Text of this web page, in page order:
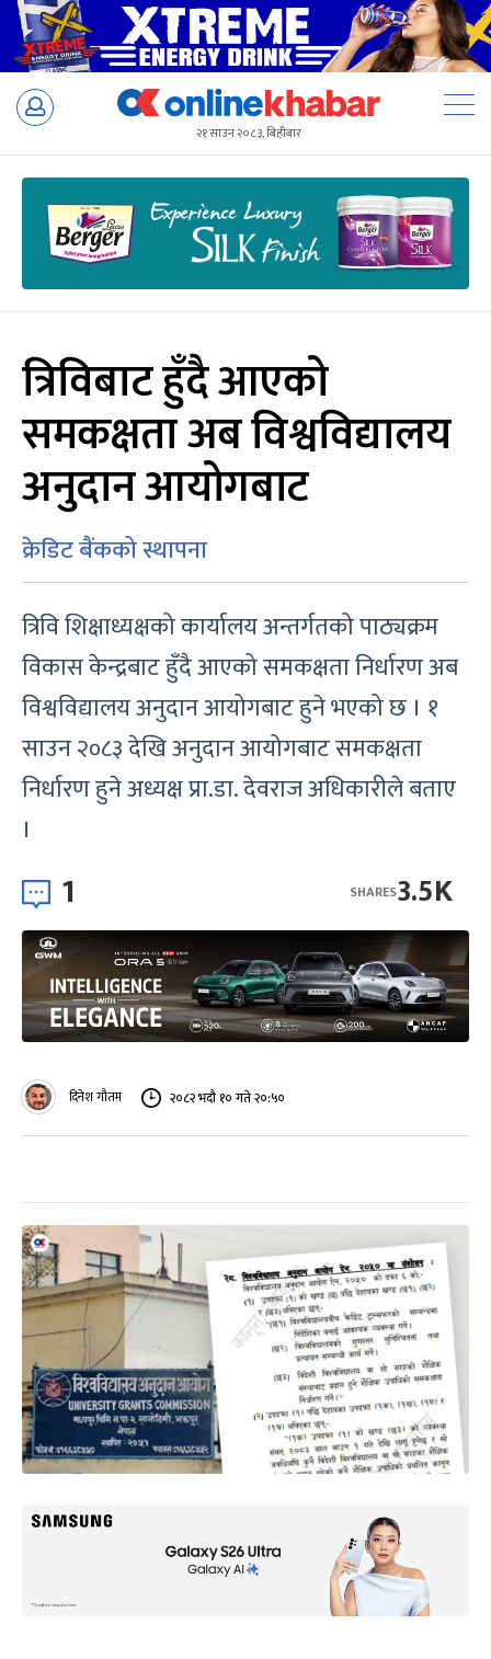
Skip
२१ साउन २०८३, बिहीबार
त्रिविबाट हुँदै आएको
समकक्षता अब विश्वविद्यालय
अनुदान आयोगबाट
क्रेडिट बैंकको स्थापना
त्रिवि शिक्षाध्यक्षको कार्यालय अन्तर्गतको पाठ्यक्रम
विकास केन्द्रबाट हुँदै आएको समकक्षता निर्धारण अब
विश्वविद्यालय अनुदान आयोगबाट हुने भएको छ । १
साउन २०८३ देखि अनुदान आयोगबाट समकक्षता
निर्धारण हुने अध्यक्ष प्रा.डा. देवराज अधिकारीले बताए
।
1 3.5K
SHARES
दिनेश गौतम २०८२ भदौ १० गते २०:५०